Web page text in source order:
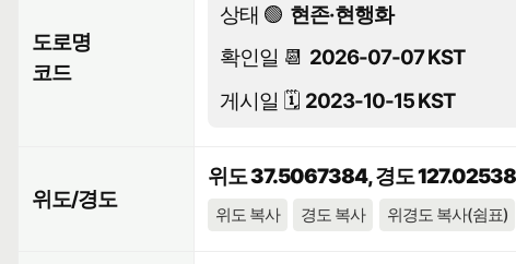
도로명
코드
상태 🟢 현존·현행화
확인일 📆 2026-07-07 KST
게시일 🗓️ 2023-10-15 KST
위도/경도
위도 37.5067384, 경도
위도 복사 경도 복사 위경도 복사(쉼표)